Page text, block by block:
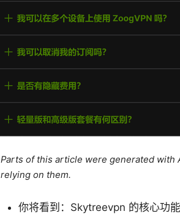
Parts of this article were generated with
relying on them.
你将看到：Skytreevpn 的核心功